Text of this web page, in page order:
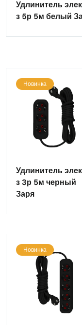
Удлинитель
з 5р 5м белый
Новинка
Удлинитель
з 3р 5м черный
Заря
Новинка